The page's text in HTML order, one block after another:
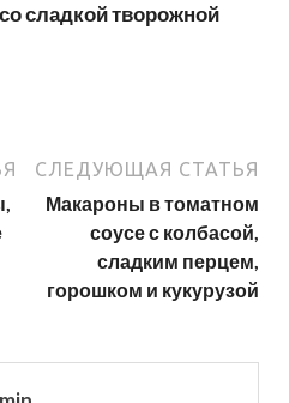
сладкой творожной
СЛЕДУЮЩАЯ СТАТЬЯ
Макароны в томатном
соусе с колбасой,
сладким перцем,
горошком и кукурузой